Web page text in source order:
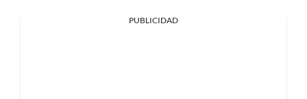
PUBLICIDAD